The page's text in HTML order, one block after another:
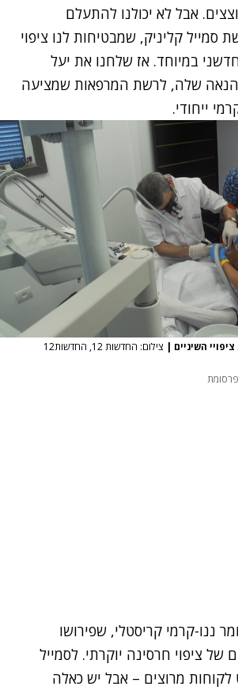
אבל לא יכולנו להתעלם
סמייל קליניק, שמבטיחות לנו ציפוי
במיוחד. אז שלחנו את יעל
הנאה שלה, לרשת המרפאות שמציעה
ייחודי.
השיניים | צילום: החדשות 12, החדשות12
פרסומת
ננו-קרמי קריסטלי, שפירושו
של ציפוי חרסינה יוקרתי. לסמייל
לקוחות מרוצים – אבל יש כאלה